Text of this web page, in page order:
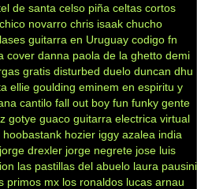
de santa celso piña celtas cortos
chico novarro chris isaak chucho
guitarra en Uruguay codigo fn
cover danna paola de la ghetto demi
gratis disturbed duelo duncan dhu
ellie goulding eminem en espiritu y
cantilo fall out boy fun funky gente
gotye guaco guitarra electrica virtual
hoobastank hozier iggy azalea india
jorge drexler jorge negrete jose luis
las pastillas del abuelo laura pausini
primos mx los ronaldos lucas arnau